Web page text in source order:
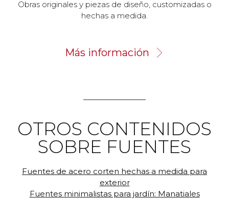
Obras originales y piezas de diseño, customizadas o
hechas a medida.
Más información
OTROS CONTENIDOS
SOBRE FUENTES
Fuentes de acero corten hechas a medida para
exterior
Fuentes minimalistas para jardín: Manatiales